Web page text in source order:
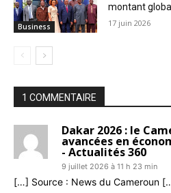
Business
montant
17 juin 2026
1 COMMENTAIRE
Dakar 2026 : le
avancées en
- Actualités 360
9 juillet 2026 à 11 h 23 min
[…] Source : News du Cameroun